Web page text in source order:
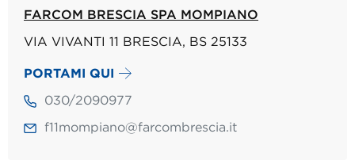
FARCOM BRESCIA SPA MOMPIANO
VIA VIVANTI 11 BRESCIA, BS 25133
PORTAMI QUI
030/2090977
f11mompiano@farcombrescia.it